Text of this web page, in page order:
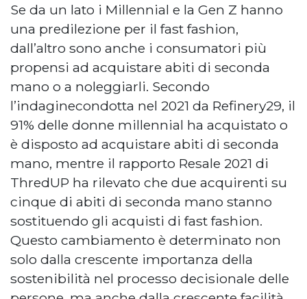
Se da un lato i Millennial e la Gen Z hanno
una predilezione per il fast fashion,
dall’altro sono anche i consumatori più
propensi ad acquistare abiti di seconda
mano o a noleggiarli. Secondo
l’indaginecondotta nel 2021 da Refinery29, il
91% delle donne millennial ha acquistato o
è disposto ad acquistare abiti di seconda
mano, mentre il rapporto Resale 2021 di
ThredUP ha rilevato che due acquirenti su
cinque di abiti di seconda mano stanno
sostituendo gli acquisti di fast fashion.
Questo cambiamento è determinato non
solo dalla crescente importanza della
sostenibilità nel processo decisionale delle